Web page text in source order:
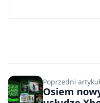
Poprzedni artykuł
Osiem